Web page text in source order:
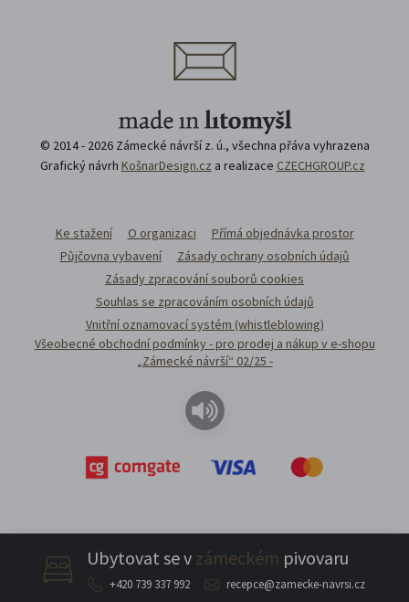
Ubytovat se v zámeckém pivovaru
+420 739 337 992 recepce@zamecke-navrsi.cz
© 2014 - 2026 Zámecké návrší z. ú., všechna přáva vyhrazena
Grafický návrh KošnarDesign.cz a realizace CZECHGROUP.cz
Ke stažení O organizaci
Přímá objednávka prostor
Půjčovna vybavení
Zásady ochrany osobních údajů
Zásady zpracování souborů cookies
Souhlas se zpracováním osobních údajů
Vnitřní oznamovací systém (whistleblowing)
Všeobecné obchodní podmínky - pro prodej a nákup v e-shopu
„Zámecké návrší“ 02/25 -